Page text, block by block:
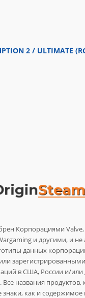
2 / ULTIMATE
Корпорациями
и другими, и
данных
в США, России и/или
Все названия
как и содержимое